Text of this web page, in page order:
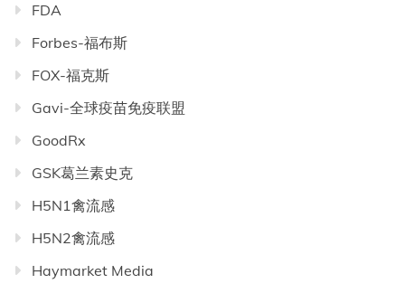
FDA
Forbes-福布斯
FOX-福克斯
Gavi-全球疫苗免疫联盟
GoodRx
GSK葛兰素史克
H5N1禽流感
H5N2禽流感
Haymarket Media